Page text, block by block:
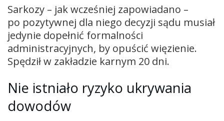
Sarkozy – jak wcześniej zapowiadano –
po pozytywnej dla niego decyzji sądu musiał
jedynie dopełnić formalności
administracyjnych, by opuścić więzienie.
Spędził w zakładzie karnym 20 dni.
Nie istniało ryzyko ukrywania
dowodów